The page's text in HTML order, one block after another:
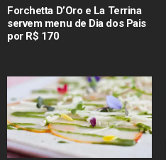
Forchetta D’Oro e La Terrina
servem menu de Dia dos Pais
por R$ 170